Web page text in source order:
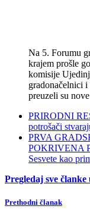
Na 5. Forumu
krajem prošle
komisije
gradonačelnici
preuzeli su
PRIRODNI
potrošači
PRVA
POKRIVENA
Sesvete kao
Pregledaj sve
Prethodni članak